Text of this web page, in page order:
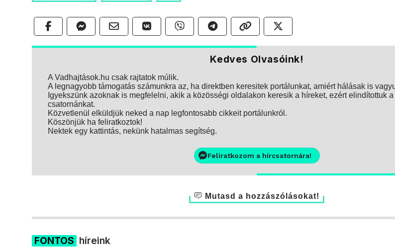
Kedves Olvasóink!
A Vadhajtások.hu csak rajtatok múlik.
A legnagyobb támogatás számunkra az, ha direktben keresitek portálunkat, amiért hálásak is
Igyekszünk azoknak is megfelelni, akik a közösségi oldalakon keresik a híreket, ezért elindítottuk
csatornánkat.
Közvetlenül elküldjük neked a nap legfontosabb cikkeit portálunkról.
Köszönjük ha feliratkoztok!
Nektek egy kattintás, nekünk hatalmas segítség.
Feliratkozom a hírcsatornára!
Mutasd a hozzászólásokat!
FONTOS híreink